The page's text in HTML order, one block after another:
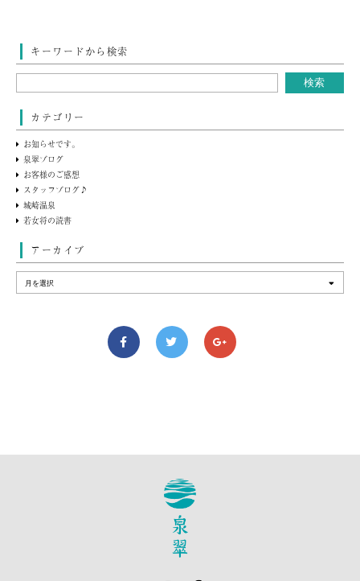
キーワードから検索
カテゴリー
お知らせです。
泉翠ブログ
お客様のご感想
スタッフブログ♪
城崎温泉
若女将の読書
アーカイブ